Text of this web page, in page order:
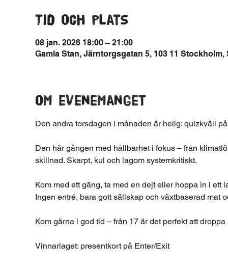
Tid och plats
08 jan. 2026 18:00 – 21:00
Gamla Stan, Järntorgsgatan 5, 103 11 Stockholm,
Om evenemanget
Den andra torsdagen i månaden är helig: quizkväll
Den här gången med hållbarhet i fokus – från
skillnad. Skarpt, kul och lagom systemkritiskt.
Kom med ett gäng, ta med en dejt eller hoppa in i ett
Ingen entré, bara gott sällskap och växtbaserad mat
Kom gärna i god tid – från 17 är det perfekt att
Vinnarlaget: presentkort på Enter/Exit